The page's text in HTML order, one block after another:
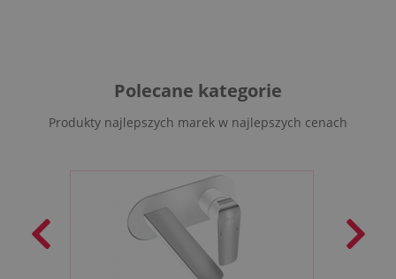
Polecane kategorie
Produkty najlepszych marek w najlepszych cenach